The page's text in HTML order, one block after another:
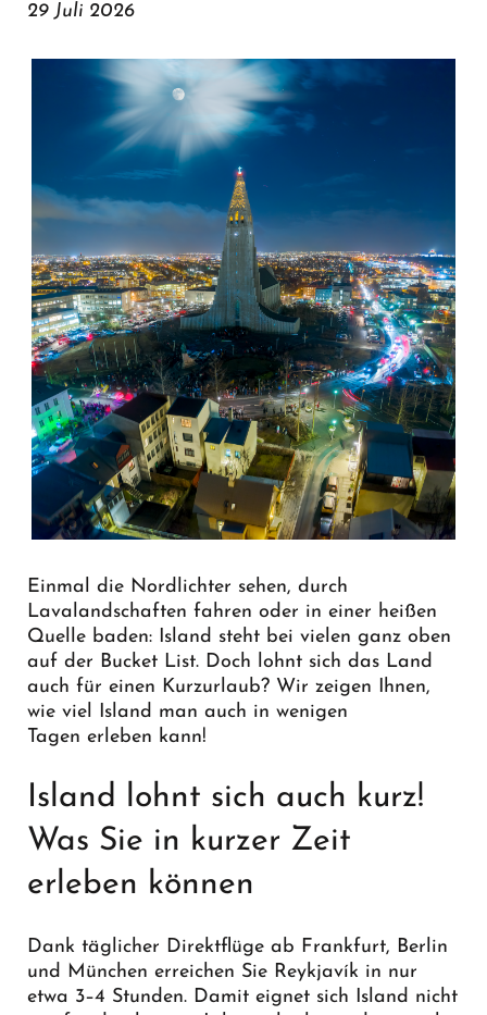
29 Juli 2026
Einmal die Nordlichter sehen, durch
Lavalandschaften fahren oder in einer heißen
Quelle baden: Island steht bei vielen ganz oben
auf der Bucket List. Doch lohnt sich das Land
auch für einen Kurzurlaub? Wir zeigen Ihnen,
wie viel Island man auch in wenigen
Tagen erleben kann!
Island lohnt sich auch kurz!
Was Sie in kurzer Zeit
erleben können
Dank täglicher Direktflüge ab Frankfurt, Berlin
und München erreichen Sie Reykjavík in nur
etwa 3–4 Stunden. Damit eignet sich Island nicht